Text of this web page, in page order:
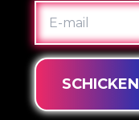
E-
MAIL
SCHICKEN